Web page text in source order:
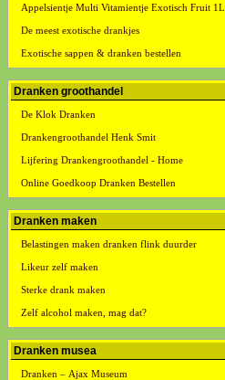
Appelsientje Multi Vitamientje Exotisch Fruit 1L
De meest exotische drankjes
Exotische sappen & dranken bestellen
Dranken groothandel
De Klok Dranken
Drankengroothandel Henk Smit
Lijfering Drankengroothandel - Home
Online Goedkoop Dranken Bestellen
Dranken maken
Belastingen maken dranken flink duurder
Likeur zelf maken
Sterke drank maken
Zelf alcohol maken, mag dat?
Dranken musea
Dranken – Ajax Museum